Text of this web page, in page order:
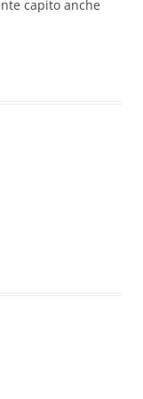
capito anche